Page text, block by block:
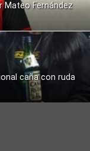
Mateo Fernández
caña con ruda